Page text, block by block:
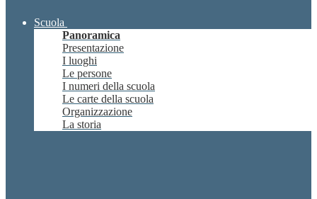
Scuola
Panoramica
Presentazione
I luoghi
Le persone
I numeri della scuola
Le carte della scuola
Organizzazione
La storia